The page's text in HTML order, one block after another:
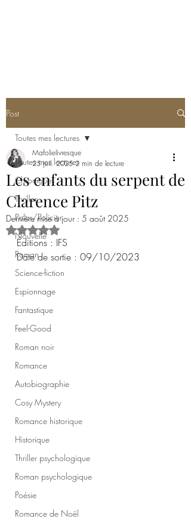
Post
Toutes mes lectures
Chroniques
Thriller
Polar/Policier
Nouvelle
Roman
Science-fiction
Espionnage
Fantastique
Feel-Good
Roman noir
Romance
Autobiographie
Cosy Mystery
Romance historique
Historique
Thriller psychologique
Roman psychologique
Poésie
Romance de Noël
Toutes mes lectures
Les enfants du serpent de
Clarence Pitz
Mafolielivresque
25 juil. 2025 2 min de lecture
Dernière mise à jour : 5 août 2025
Noté NaN étoiles sur 5.
Éditions : IFS
Date de sortie : 09/10/2023